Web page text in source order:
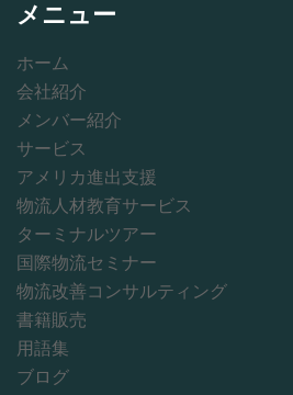
メニュー
ホーム
会社紹介
メンバー紹介
サービス
アメリカ進出支援
物流人材教育サービス
ターミナルツアー
国際物流セミナー
物流改善コンサルティング
書籍販売
用語集
ブログ